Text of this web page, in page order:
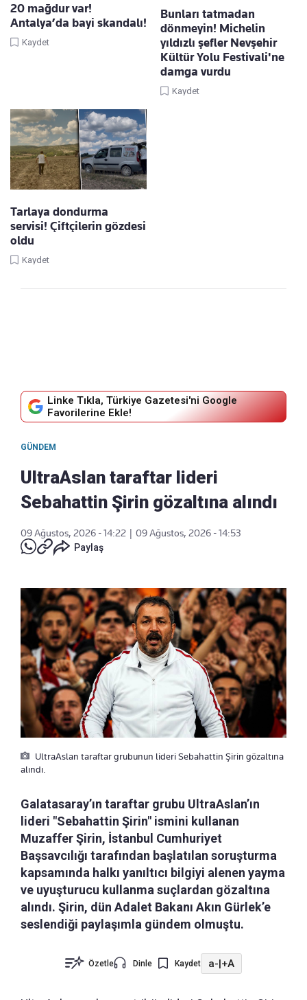
20 mağdur var!
Antalya’da bayi skandalı!
Kaydet
Bunları tatmadan
dönmeyin! Michelin
yıldızlı şefler Nevşehir
Kültür Yolu Festivali'ne
damga vurdu
Kaydet
Tarlaya dondurma
servisi! Çiftçilerin gözdesi
oldu
Kaydet
Linke Tıkla, Türkiye Gazetesi'ni Google
Favorilerine Ekle!
GÜNDEM
UltraAslan taraftar lideri
Sebahattin Şirin gözaltına alındı
09 Ağustos, 2026 - 14:22
09 Ağustos, 2026 - 14:53
Paylaş
UltraAslan taraftar grubunun lideri Sebahattin Şirin gözaltına
alındı.
Galatasaray’ın taraftar grubu UltraAslan’ın
lideri "Sebahattin Şirin" ismini kullanan
Muzaffer Şirin, İstanbul Cumhuriyet
Başsavcılığı tarafından başlatılan soruşturma
kapsamında halkı yanıltıcı bilgiyi alenen yayma
ve uyuşturucu kullanma suçlardan gözaltına
alındı. Şirin, dün Adalet Bakanı Akın Gürlek’e
seslendiği paylaşımla gündem olmuştu.
Özetle Dinle Kaydet a-|+A